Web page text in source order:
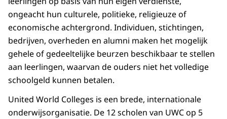
ongeacht hun culturele, politieke, religieuze of
economische achtergrond. Individuen, stichtingen,
bedrijven, overheden en alumni maken het mogelijk
gehele of gedeeltelijke beurzen beschikbaar te stellen
aan leerlingen, waarvan de ouders niet het volledige
schoolgeld kunnen betalen.
United World Colleges is een brede, internationale
onderwijsorganisatie. De 12 scholen van UWC op 5